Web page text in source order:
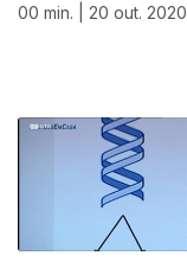
00 min. | 20 out. 2020